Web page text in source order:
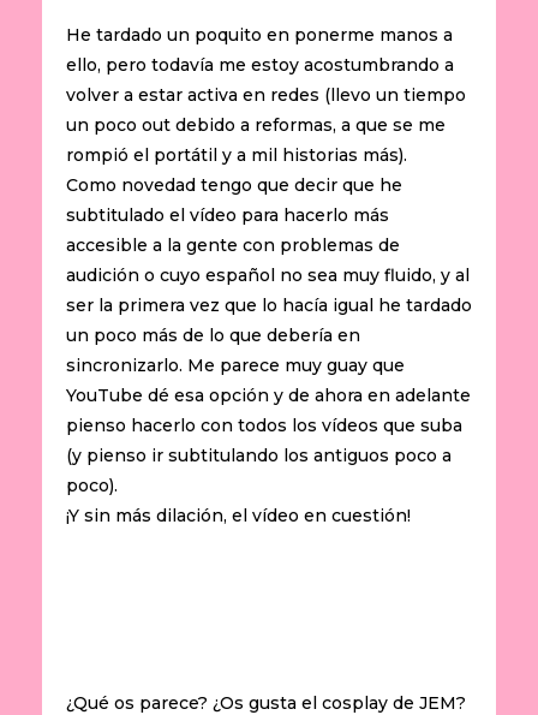
He tardado un poquito en ponerme manos a
ello, pero todavía me estoy acostumbrando a
volver a estar activa en redes (llevo un tiempo
un poco out debido a reformas, a que se me
rompió el portátil y a mil historias más).
Como novedad tengo que decir que he
subtitulado el vídeo para hacerlo más
accesible a la gente con problemas de
audición o cuyo español no sea muy fluido, y al
ser la primera vez que lo hacía igual he tardado
un poco más de lo que debería en
sincronizarlo. Me parece muy guay que
YouTube dé esa opción y de ahora en adelante
pienso hacerlo con todos los vídeos que suba
(y pienso ir subtitulando los antiguos poco a
poco).
¡Y sin más dilación, el vídeo en cuestión!
¿Qué os parece? ¿Os gusta el cosplay de JEM?